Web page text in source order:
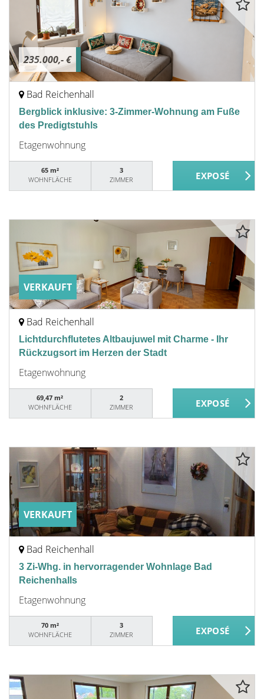
235.000,- €
Bad Reichenhall
Bergblick inklusive: 3-Zimmer-Wohnung am Fuße
des Predigtstuhls
Etagenwohnung
65 m²
WOHNFLÄCHE
3
ZIMMER
VERKAUFT
Bad Reichenhall
Lichtdurchflutetes Altbaujuwel mit Charme - Ihr
Rückzugsort im Herzen der Stadt
Etagenwohnung
69,47 m²
WOHNFLÄCHE
2
ZIMMER
VERKAUFT
Bad Reichenhall
3 Zi-Whg. in hervorragender Wohnlage Bad
Reichenhalls
Etagenwohnung
70 m²
WOHNFLÄCHE
3
ZIMMER